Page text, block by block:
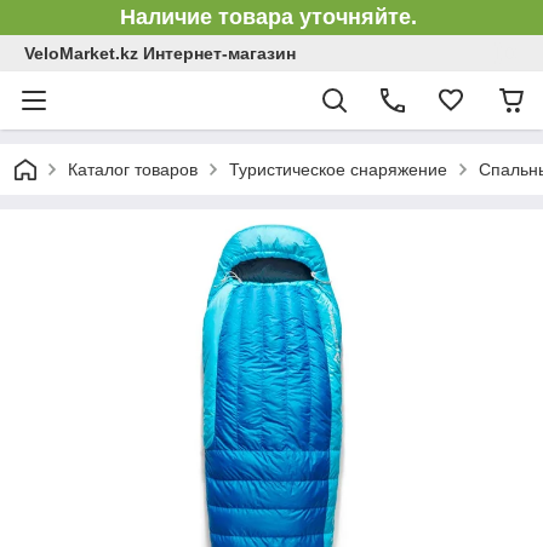
Наличие товара уточняйте.
VeloMarket.kz Интернет-магазин
Каталог товаров Туристическое снаряжение